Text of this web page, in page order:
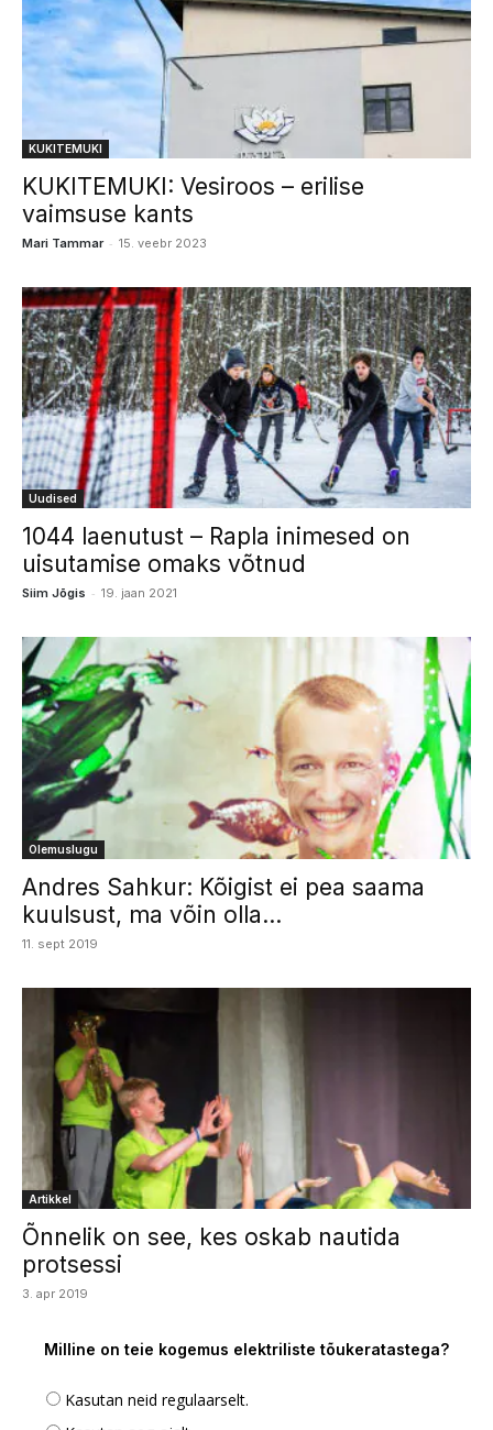
KUKITEMUKI
KUKITEMUKI: Vesiroos – erilise
vaimsuse kants
Mari Tammar - 15. veebr 2023
Uudised
1044 laenutust – Rapla inimesed on
uisutamise omaks võtnud
Siim Jõgis - 19. jaan 2021
Olemuslugu
Andres Sahkur: Kõigist ei pea saama
kuulsust, ma võin olla...
11. sept 2019
Artikkel
Õnnelik on see, kes oskab nautida
protsessi
3. apr 2019
Milline on teie kogemus elektriliste tõukeratastega?
Kasutan neid regulaarselt.